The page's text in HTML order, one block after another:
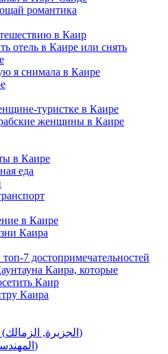
романтика
в Каир
отель в Каире или снять
я снимала в Каире
туристке в Каире
женщины в Каире
в Каире
еда
в Каире
Каира
7 достопримечательностей
Каира, которые
Каир
Каира
Гезира (Замалек) (الجزيرة, الزمالك)
Мухандисин (المهندسين)